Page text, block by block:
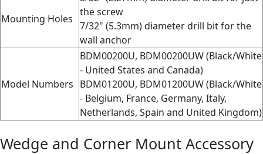
Mounting Holes
the screw
7/32" (5.3mm) diameter drill bit for the
wall anchor
Model Numbers
BDM00200U, BDM00200UW (Black/White
- United States and Canada)
BDM01200U, BDM01200UW (Black/White
- Belgium, France, Germany, Italy,
Netherlands, Spain and United Kingdom)
Wedge and Corner Mount Accessory